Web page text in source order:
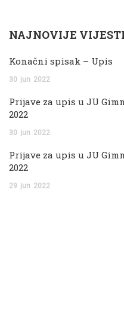
NAJNOVIJE VIJESTI
Konačni spisak – Upis
30 jun 2022
Prijave za upis u JU
2022
30 jun 2022
Prijave za upis u JU
2022
29 jun 2022